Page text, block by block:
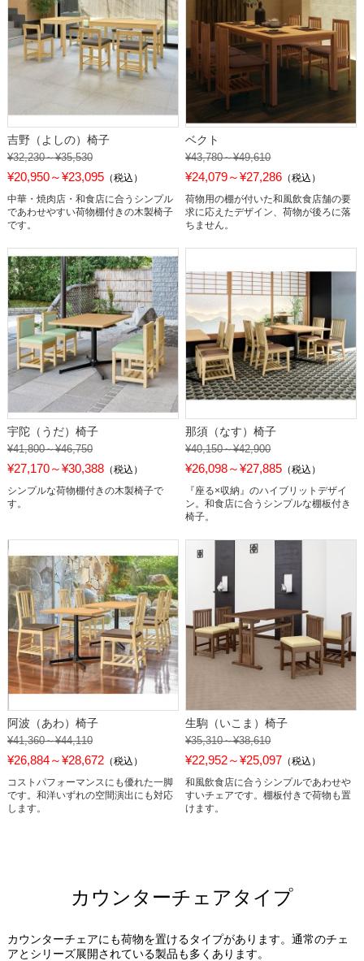
吉野（よしの）椅子
¥32,230～¥35,530
¥20,950～¥23,095（税込）
中華・焼肉店・和食店に合うシンプル
であわせやすい荷物棚付きの木製椅子
です。
ベクト
¥43,780～¥49,610
¥24,079～¥27,286 （税込）
荷物用の棚が付いた和風飲食店舗の要
求に応えたデザイン、荷物が後ろに落
ちません。
宇陀（うだ）椅子
¥41,800～¥46,750
¥27,170～¥30,388（税込）
シンプルな荷物棚付きの木製椅子で
す。
那須（なす）椅子
¥40,150～¥42,900
¥26,098～¥27,885 （税込）
『座る×収納』のハイブリットデザイ
ン。和食店に合うシンプルな棚板付き
椅子。
阿波（あわ）椅子
¥41,360～¥44,110
¥26,884～¥28,672（税込）
コストパフォーマンスにも優れた一脚
です。和洋いずれの空間演出にも対応
します。
生駒（いこま）椅子
¥35,310～¥38,610
¥22,952～¥25,097 （税込）
和風飲食店に合うシンプルであわせや
すいチェアです。棚板付きで荷物も置
けます。
カウンターチェアタイプ
カウンターチェアにも荷物を置けるタイプがあります。通常のチェ
アとシリーズ展開されている製品も多くあります。